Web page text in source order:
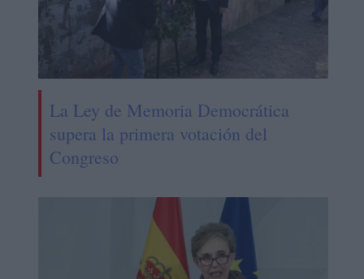
La Ley de Memoria Democrática
supera la primera votación del
Congreso